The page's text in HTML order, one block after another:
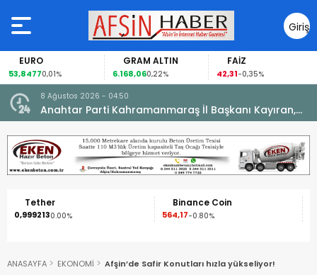
Giriş
Yap
0,01%
GRAM ALTIN
6.168,060,22%
FAİZ
42,31 -0,35%
8 Ağustos 2026 - 04:50
Anahtar Parti Kahramanmaraş İl Başkanı Kayıran,
Afşin Teşkilatı ile buluştu.
0.00%
Binance Coin
564,17 -0.80%
XRP
-
ANASAYFA EKONOMİ Afşin’de Safir Konutları hızla yükseliyor!